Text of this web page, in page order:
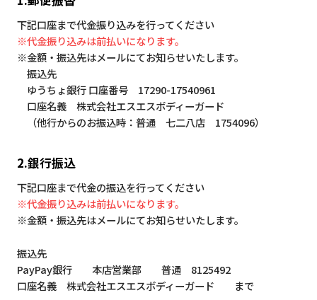
下記口座まで代金振り込みを行ってください
※代金振り込みは前払いになります。
※金額・振込先はメールにてお知らせいたします。
振込先
ゆうちょ銀行 口座番号 17290-17540961
口座名義 株式会社エスエスボディーガード
（他行からのお振込時：普通 七二八店 1754096）
2.銀行振込
下記口座まで代金の振込を行ってください
※代金振り込みは前払いになります。
※金額・振込先はメールにてお知らせいたします。
振込先
PayPay銀行 本店営業部 普通 8125492
口座名義 株式会社エスエスボディーガード まで